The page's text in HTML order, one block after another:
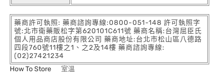
藥商許可執照: 藥商諮詢專線:0800-051-148 許可執照字
號:北市衛藥販松字第620101C611號 藥商名稱:台灣屈臣氏
個人用品商店股份有限公司 藥商地址:台北市松山區八德路
四段760號11樓之1、之2及14樓 藥商諮詢專線:
(02)27421234
How To Store
室溫